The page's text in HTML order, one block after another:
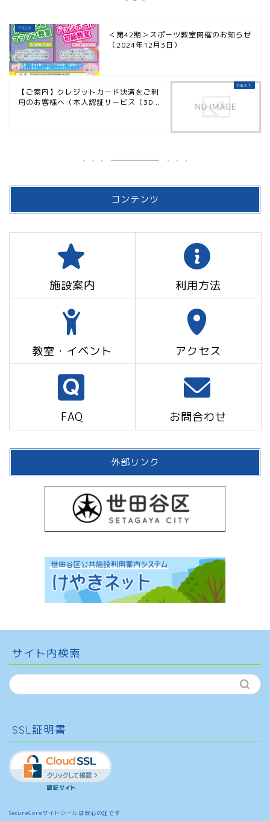
＜第42期＞スポーツ教室開催のお知らせ
（2024年12月3日）
【ご案内】クレジットカード決済をご利
用のお客様へ（本人認証サービス（3D...
コンテンツ
施設案内 利用方法
教室・イベント アクセス
FAQ お問合わせ
外部リンク
サイト内検索
SSL証明書
SecureCoreサイトシールは安心の証です